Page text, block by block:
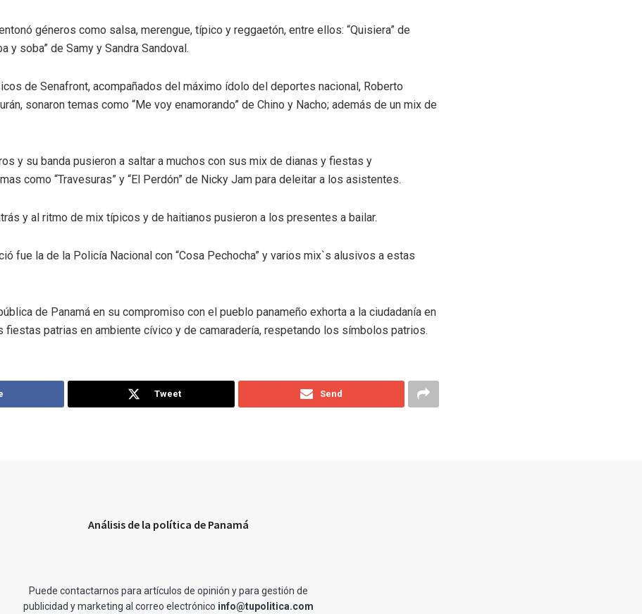
géneros como salsa, merengue, típico y reggaetón, entre ellos: “Quisiera” de
y soba” de Samy y Sandra Sandoval.
de Senafront, acompañados del máximo ídolo del deportes nacional, Roberto
sonaron temas como “Me voy enamorando” de Chino y Nacho; además de un mix de
y su banda pusieron a saltar a muchos con sus mix de dianas y fiestas y
como “Travesuras” y “El Perdón” de Nicky Jam para deleitar a los asistentes.
y al ritmo de mix típicos y de haitianos pusieron a los presentes a bailar.
fue la de la Policía Nacional con “Cosa Pechocha” y varios mix`s alusivos a estas
de Panamá en su compromiso con el pueblo panameño exhorta a la ciudadanía en
fiestas patrias en ambiente cívico y de camaradería, respetando los símbolos patrios.
Tweet Send
Análisis de la política de Panamá
Puede contactarnos para artículos de opinión y para gestión de
publicidad y marketing al correo electrónico info@tupolitica.com